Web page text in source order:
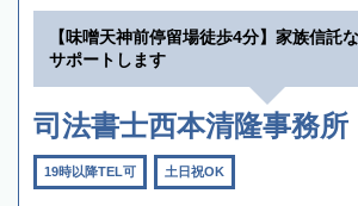
【味噌天神前停留場徒歩4分】家族信託
サポートします
司法書士西本清隆事務所
19時以降TEL可 土日祝OK